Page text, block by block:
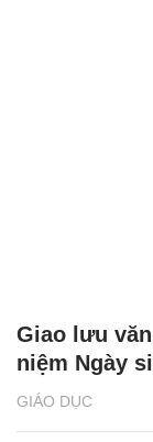
GIÁO DỤC
Giao lưu
niệm Ngày